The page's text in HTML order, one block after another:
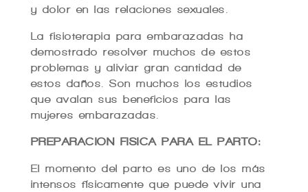
y dolor en las relaciones sexuales.
La fisioterapia para embarazadas ha
demostrado resolver muchos de estos
problemas y aliviar gran cantidad de
estos daños. Son muchos los estudios
que avalan sus beneficios para las
mujeres embarazadas.
PREPARACION FISICA PARA EL PARTO:
El momento del parto es uno de los más
intensos físicamente que puede vivir una